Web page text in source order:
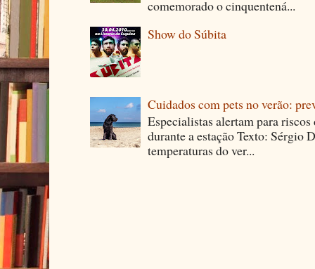
comemorado o cinquentená...
Show do Súbita
Cuidados com pets no verão:
Especialistas alertam para
durante a estação Texto: Sérgio
temperaturas do ver...